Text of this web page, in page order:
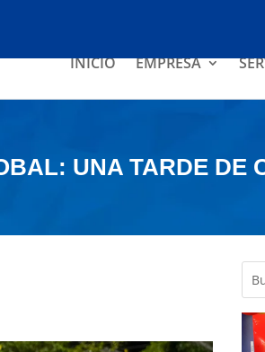
INICIO EMPRESA
UNA TARDE DE